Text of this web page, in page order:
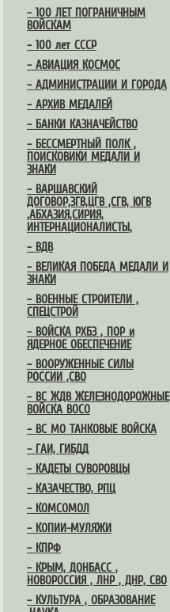
– 100 ЛЕТ ПОГРАНИЧНЫМ
ВОЙСКАМ
– 100 лет СССР
– АВИАЦИЯ КОСМОС
– АДМИНИСТРАЦИИ И ГОРОДА
– АРХИВ МЕДАЛЕЙ
– БАНКИ КАЗНАЧЕЙСТВО
– БЕССМЕРТНЫЙ ПОЛК ,
ПОИСКОВИКИ МЕДАЛИ И
ЗНАКИ
– ВАРШАВСКИЙ
ДОГОВОР,ЗГВ,ЦГВ ,СГВ, ЮГВ
,АБХАЗИЯ,СИРИЯ,
ИНТЕРНАЦИОНАЛИСТЫ,
– ВДВ
– ВЕЛИКАЯ ПОБЕДА МЕДАЛИ И
ЗНАКИ
– ВОЕННЫЕ СТРОИТЕЛИ ,
СПЕЦСТРОЙ
– ВОЙСКА РХБЗ , ПОР и
ЯДЕРНОЕ ОБЕСПЕЧЕНИЕ
– ВООРУЖЕННЫЕ СИЛЫ
РОССИИ ,СВО
– ВС ЖДВ ЖЕЛЕЗНОДОРОЖНЫЕ
ВОЙСКА ВОСО
– ВС МО ТАНКОВЫЕ ВОЙСКА
– ГАИ, ГИБДД
– КАДЕТЫ СУВОРОВЦЫ
– КАЗАЧЕСТВО, РПЦ
– КОМСОМОЛ
– КОПИИ-МУЛЯЖИ
– КПРФ
– КРЫМ, ДОНБАСС ,
НОВОРОССИЯ , ЛНР , ДНР, СВО
– КУЛЬТУРА , ОБРАЗОВАНИЕ